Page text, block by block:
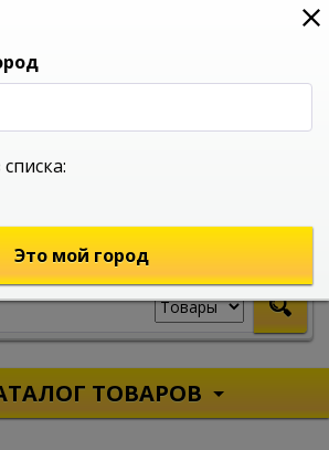
0
МАГАЗИН
ТОВАРОВ
Это мой город